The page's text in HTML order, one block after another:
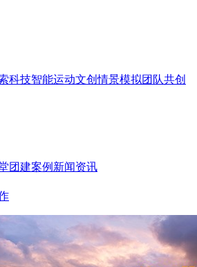
科技智能运动文创情景模拟团队共创
团建案例 新闻资讯